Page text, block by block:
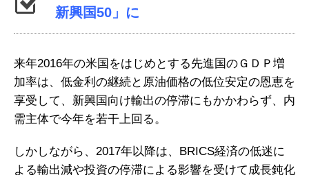
新興国50」に
来年2016年の米国をはじめとする先進国のＧＤＰ増
加率は、低金利の継続と原油価格の低位安定の恩恵を
享受して、新興国向け輸出の停滞にもかかわらず、内
需主体で今年を若干上回る。
しかしながら、2017年以降は、BRICS経済の低迷に
よる輸出減や投資の停滞による影響を受けて成長鈍化